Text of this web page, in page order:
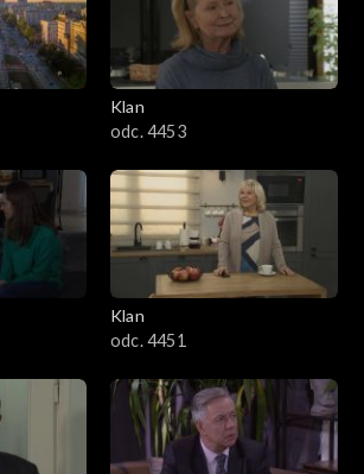
Klan
odc. 4453
Klan
odc. 4451